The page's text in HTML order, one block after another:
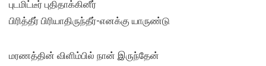
புடமிட்டீர் புதிதாக்கினீர்
பிரித்தீர் பிரியாதிருந்தீர்-எனக்கு யாருண்டு
மரணத்தின் விளிம்பில் நான் இருந்தேன்